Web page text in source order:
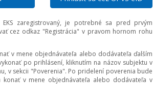
zaregistrovaný, je potrebné sa pred prvým
cez odkaz "Registrácia" v pravom hornom rohu
v mene objednávateľa alebo dodávateľa ďalším
po prihlásení, kliknutím na názov subjektu v
v sekcii "Poverenia". Po pridelení poverenia bude
v mene objednávateľa alebo dodávateľa v